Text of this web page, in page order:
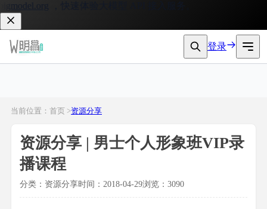
，快速体验大模型 API 接入服务。
登录
当前位置：首页 >资源分享
资源分享 | 男士个人形象班VIP录
播课程
分类：资源分享时间：2018-04-29浏览：3090